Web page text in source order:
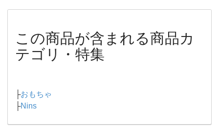
この商品が含まれる商品カ
テゴリ・特集
├おもちゃ
├Nins